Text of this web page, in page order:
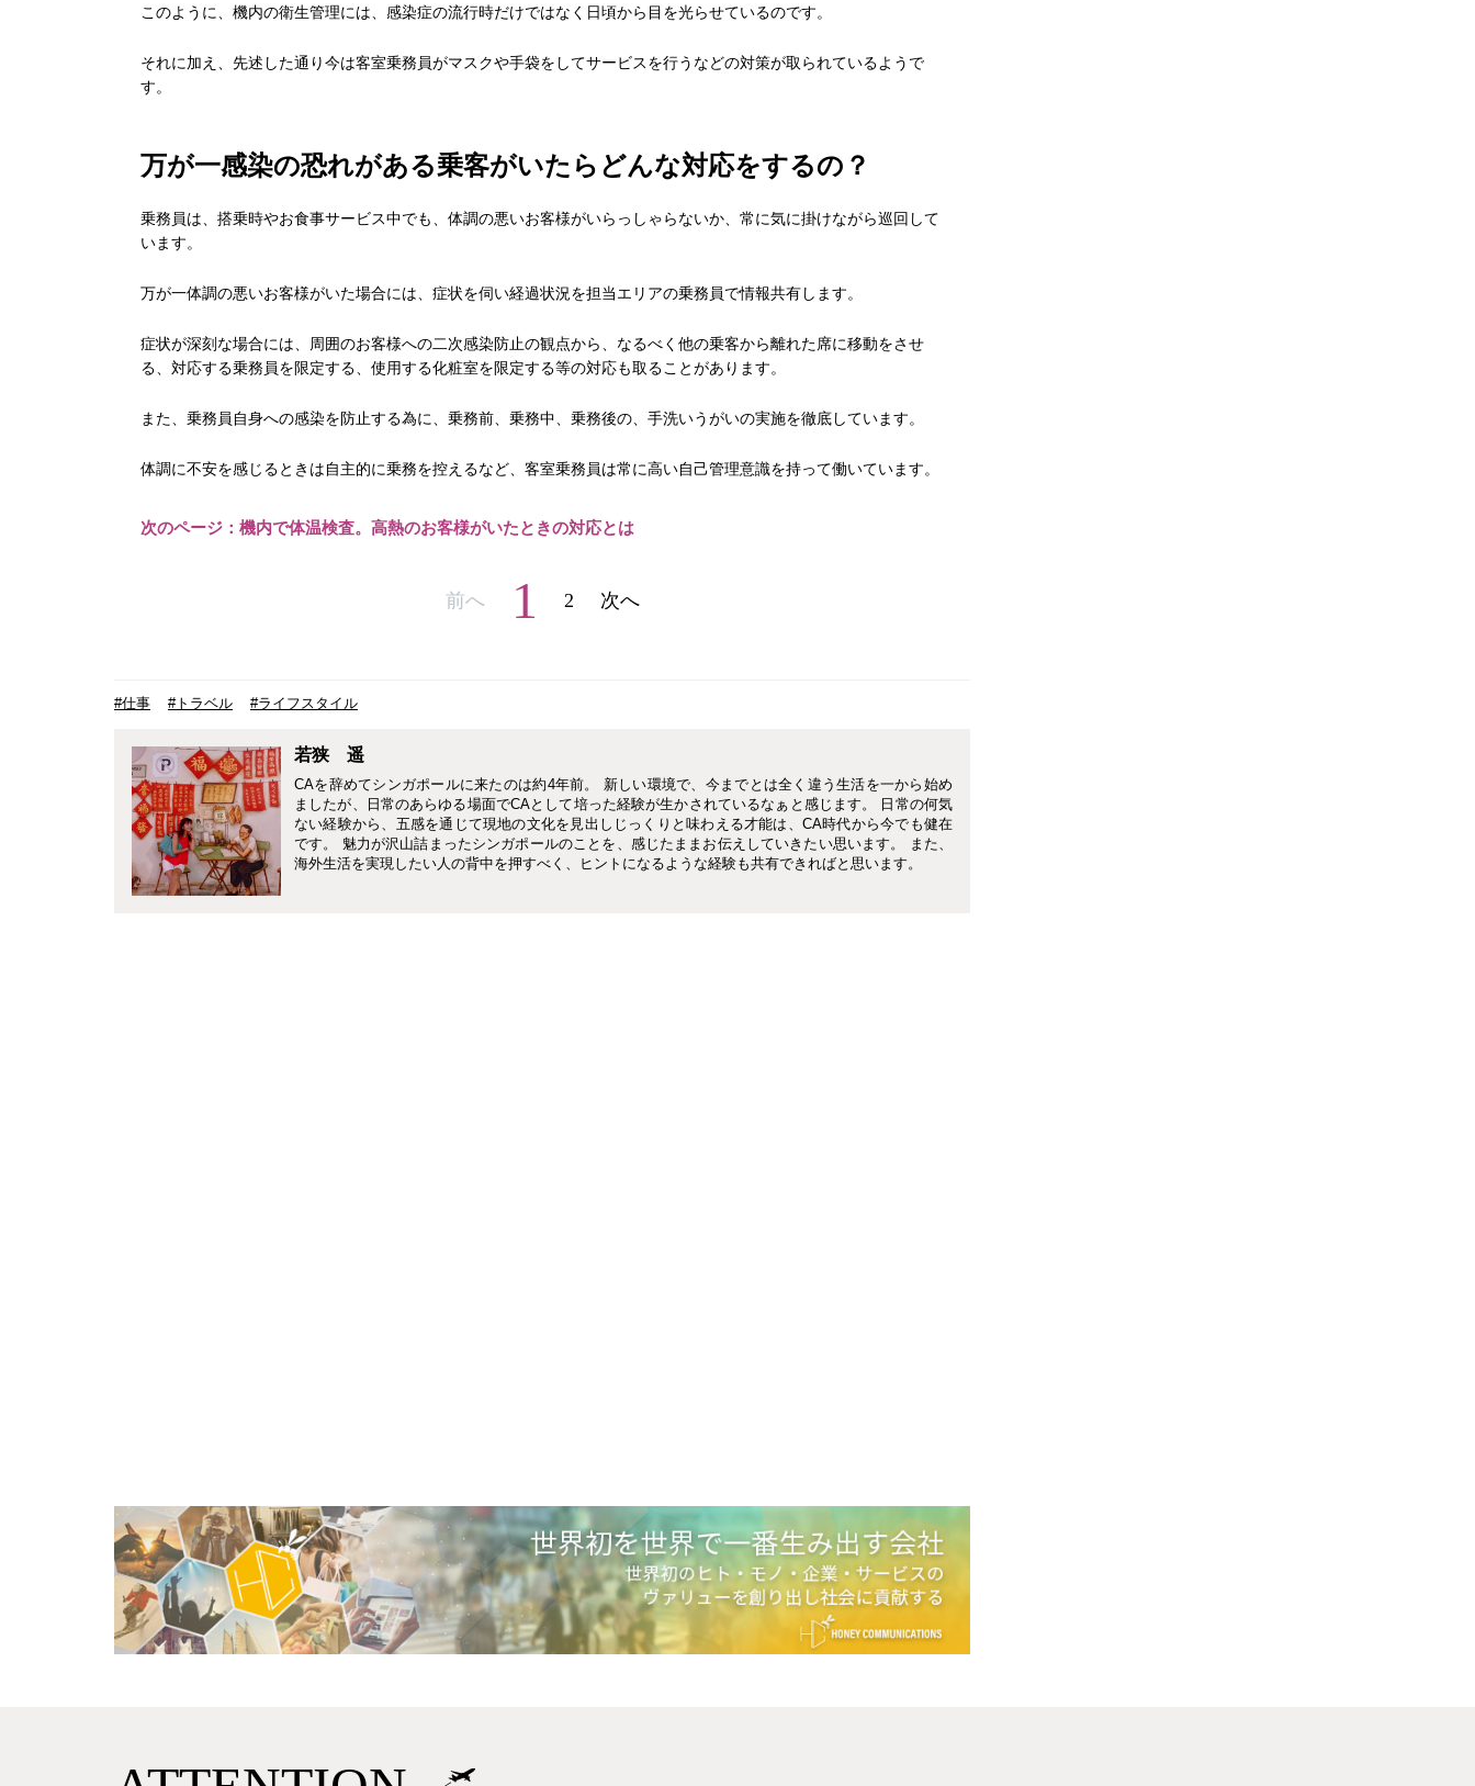
このように、機内の衛生管理には、感染症の流行時だけではなく日頃から目を光らせているのです。
それに加え、先述した通り今は客室乗務員がマスクや手袋をしてサービスを行うなどの対策が取られているようで
す。
万が一感染の恐れがある乗客がいたらどんな対応をするの？
乗務員は、搭乗時やお食事サービス中でも、体調の悪いお客様がいらっしゃらないか、常に気に掛けながら巡回して
います。
万が一体調の悪いお客様がいた場合には、症状を伺い経過状況を担当エリアの乗務員で情報共有します。
症状が深刻な場合には、周囲のお客様への二次感染防止の観点から、なるべく他の乗客から離れた席に移動をさせ
る、対応する乗務員を限定する、使用する化粧室を限定する等の対応も取ることがあります。
また、乗務員自身への感染を防止する為に、乗務前、乗務中、乗務後の、手洗いうがいの実施を徹底しています。
体調に不安を感じるときは自主的に乗務を控えるなど、客室乗務員は常に高い自己管理意識を持って働いています。
次のページ：機内で体温検査。高熱のお客様がいたときの対応とは
前へ 1 2 次へ
#仕事 #トラベル #ライフスタイル
若狭 遥
CAを辞めてシンガポールに来たのは約4年前。 新しい環境で、今までとは全く違う生活を一から始め
ましたが、日常のあらゆる場面でCAとして培った経験が生かされているなぁと感じます。 日常の何気
ない経験から、五感を通じて現地の文化を見出しじっくりと味わえる才能は、CA時代から今でも健在
です。 魅力が沢山詰まったシンガポールのことを、感じたままお伝えしていきたい思います。 また、
海外生活を実現したい人の背中を押すべく、ヒントになるような経験も共有できればと思います。